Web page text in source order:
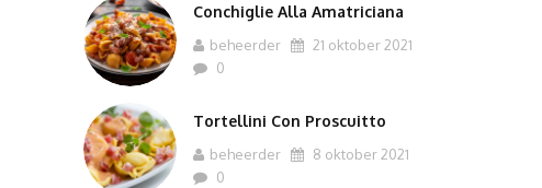
Conchiglie Alla Amatriciana
beheerder
21 oktober 2021
0
Tortellini Con Proscuitto
beheerder
8 oktober 2021
0